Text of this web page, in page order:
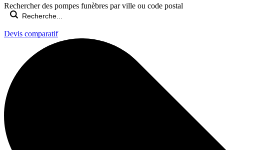
Rechercher des pompes funèbres par ville ou code postal
Devis comparatif